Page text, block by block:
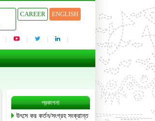
CAREER ENGLISH
প্রকাশনা
উৎসে কর কর্তন/সংগ্রহ সংক্রান্ত